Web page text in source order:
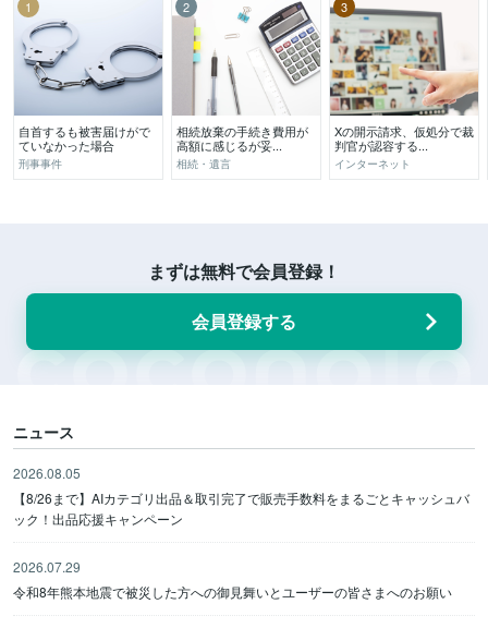
1
自首するも被害届けがで
ていなかった場合
刑事事件
2
相続放棄の手続き費用が
高額に感じるが妥...
相続・遺言
3
Xの開示請求、仮処分で裁
判官が認容する...
インターネット
まずは無料で会員登録！
会員登録する
ニュース
2026.08.05
【8/26まで】AIカテゴリ出品＆取引完了で販売手数料をまるごとキャッシュバ
ック！出品応援キャンペーン
2026.07.29
令和8年熊本地震で被災した方への御見舞いとユーザーの皆さまへのお願い